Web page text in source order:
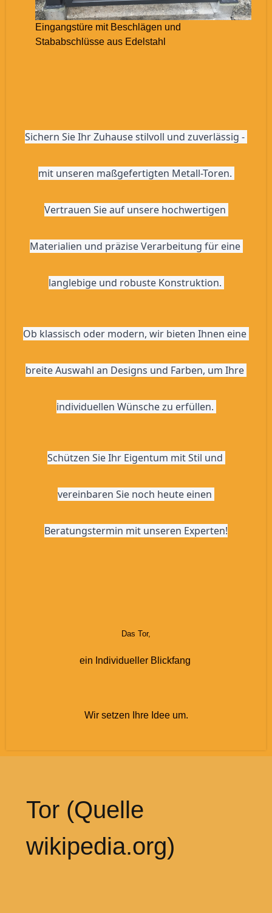
Eingangstüre mit Beschlägen und
Stababschlüsse aus Edelstahl
Sichern Sie Ihr Zuhause stilvoll und zuverlässig -
mit unseren maßgefertigten Metall-Toren.
Vertrauen Sie auf unsere hochwertigen
Materialien und präzise Verarbeitung für eine
langlebige und robuste Konstruktion.
Ob klassisch oder modern, wir bieten Ihnen eine
breite Auswahl an Designs und Farben, um Ihre
individuellen Wünsche zu erfüllen.
Schützen Sie Ihr Eigentum mit Stil und
vereinbaren Sie noch heute einen
Beratungstermin mit unseren Experten!
Das Tor,
ein Individueller Blickfang
Wir setzen Ihre Idee um.
Tor (Quelle
wikipedia.org)